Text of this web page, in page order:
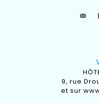
9, rue
et sur